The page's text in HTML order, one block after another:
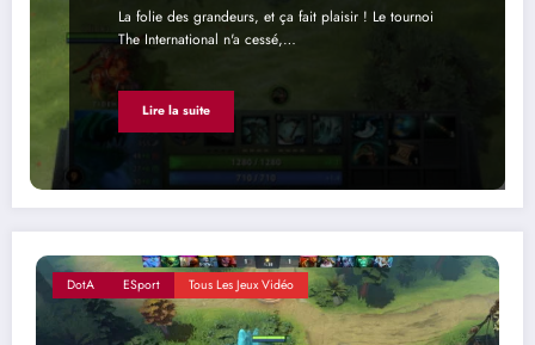
La folie des grandeurs, et ça fait plaisir ! Le tournoi
The International n'a cessé,…
Lire la suite
DotA ESport Tous Les Jeux Vidéo